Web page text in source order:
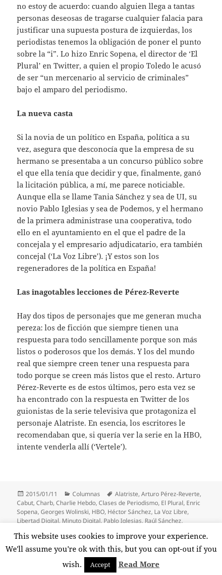
no estoy de acuerdo: cuando alguien llega a tantas
personas deseosas de tragarse cualquier falacia para
justificar una supuesta postura de izquierdas, los
periodistas tenemos la obligación de poner el punto
sobre la “i”. Lo hizo Enric Sopena, el director de ‘El
Plural’ en Twitter, a quien el propio Toledo le acusó
de ser “un mercenario al servicio de criminales”
bajo el amparo del periodismo.
La nueva casta
Si la novia de un político en España, política a su
vez, asegura que desconocía que la empresa de su
hermano se presentaba a un concurso público sobre
el que ella tenía que decidir y que, finalmente, ganó
la licitación pública, a mí, me parece noticiable.
Aunque ella se llame Tania Sánchez y sea de UI, su
novio Pablo Iglesias y sea de Podemos, y el hermano
de la primera administrase una cooperativa, todo
ello en el ayuntamiento en el que el padre de la
concejala y el empresario adjudicatario, era también
concejal (‘La Voz Libre’). ¡Y estos son los
regeneradores de la política en España!
Las inagotables lecciones de Pérez-Reverte
Hay dos tipos de personajes que me generan mucha
pereza: los de ficción que siempre tienen una
respuesta para todo sencillamente porque son más
listos o poderosos que los demás. Y los del mundo
real que siempre creen tener una respuesta para
todo porque se creen más listos que el resto. Arturo
Pérez-Reverte es de estos últimos, pero esta vez se
ha encontrado con la respuesta en Twitter de los
guionistas de la serie televisiva que protagoniza el
personaje Alatriste. En esencia, los escritores le
recomendaban que, si quería ver la serie en la HBO,
intente venderla allí (‘Vertele’).
Publicado
el
2015/01/11 Categorías
Columnas Etiquetas
Alatriste,Arturo Pérez-Reverte,
Cabut,Charb,Charlie Hebdo,Clases de Periodismo, El Plural, Enric
Sopena,Georges Wolinski, HBO, Héctor Sánchez, La Voz Libre,
Libertad Digital, Minuto Digital, Pablo Iglesias, Raúl Sánchez,
Vertele,Willy Toledo
Funciona gracias a WordPress
This website uses cookies to improve your experience.
We'll assume you're ok with this, but you can opt-out if you
wish.
Accept Read More